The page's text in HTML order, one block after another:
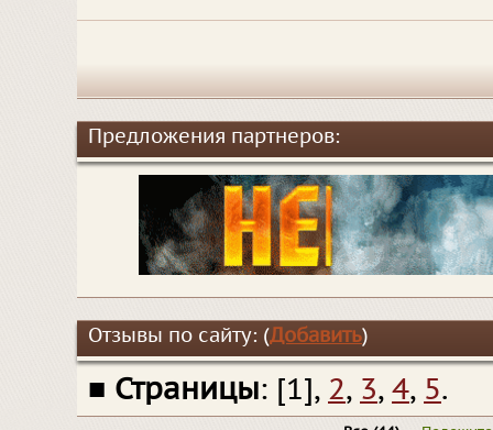
Предложения партнеров:
Отзывы по сайту: (Добавить)
■ Страницы: [1], 2, 3, 4, 5.